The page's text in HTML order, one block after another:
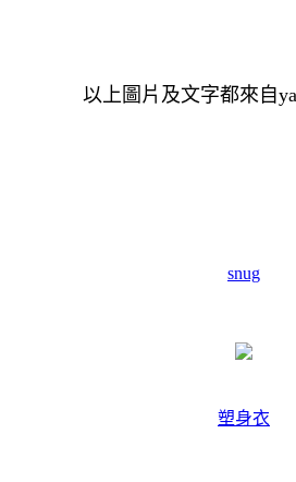
以上圖片及文字都來自
snug
塑身衣